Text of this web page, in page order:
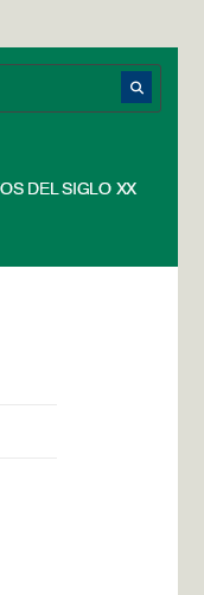
DEL SIGLO XX